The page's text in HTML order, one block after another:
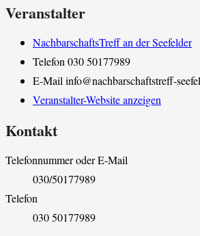
Veranstalter
NachbarschaftsTreff an der Seefelder
Telefon 030 50177989
E-Mail info@nachbarschaftstreff-
Veranstalter-Website anzeigen
Kontakt
Telefonnummer oder E-Mail
030/50177989
Telefon
030 50177989